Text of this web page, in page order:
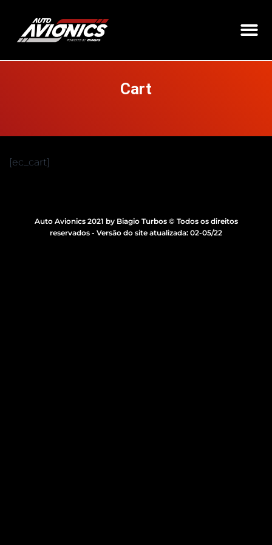
Cart
[ec_cart]
Auto Avionics 2021 by Biagio Turbos © Todos os direitos
reservados - Versão do site atualizada: 02-05/22